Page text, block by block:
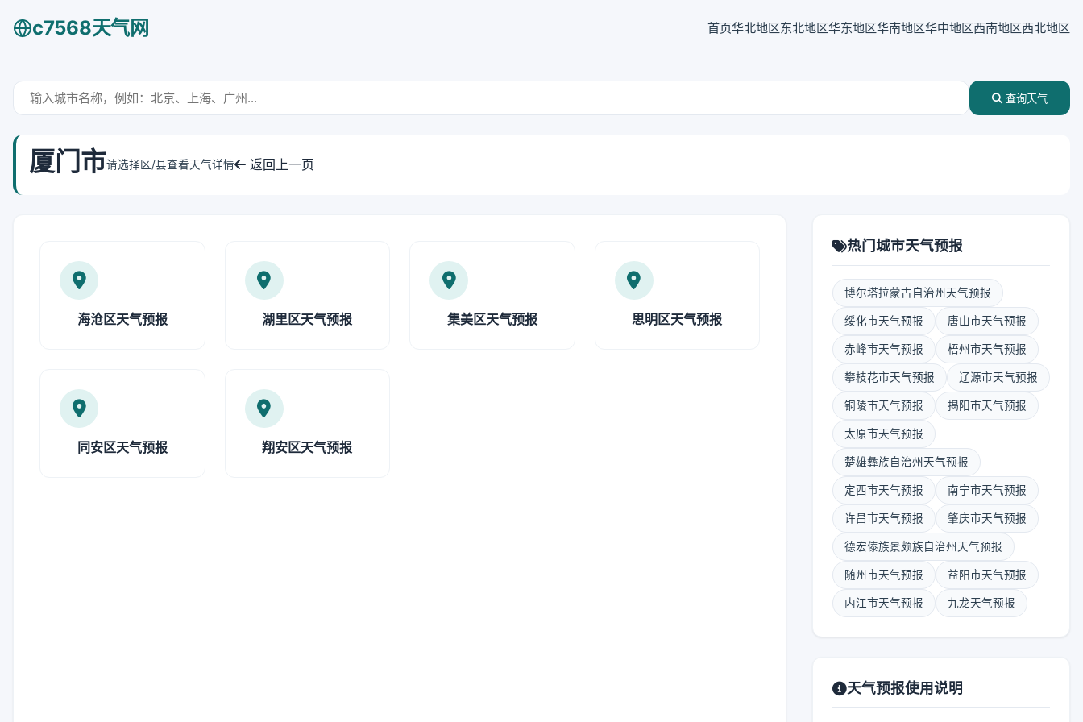
c7568天气网 首页华北地区东北地区华东地区华南地区华中地区西南地区西北地区
查询天气
厦门市请选择区/县查看天气详情 返回上一页
海沧区天气预报 湖里区天气预报 集美区天气预报 思明区天气预报
同安区天气预报 翔安区天气预报
热门城市天气预报
博尔塔拉蒙古自治州天气预报
绥化市天气预报 唐山市天气预报
赤峰市天气预报 梧州市天气预报
攀枝花市天气预报 辽源市天气预报
铜陵市天气预报 揭阳市天气预报
太原市天气预报
楚雄彝族自治州天气预报
定西市天气预报 南宁市天气预报
许昌市天气预报 肇庆市天气预报
德宏傣族景颇族自治州天气预报
随州市天气预报 益阳市天气预报
内江市天气预报 九龙天气预报
天气预报使用说明